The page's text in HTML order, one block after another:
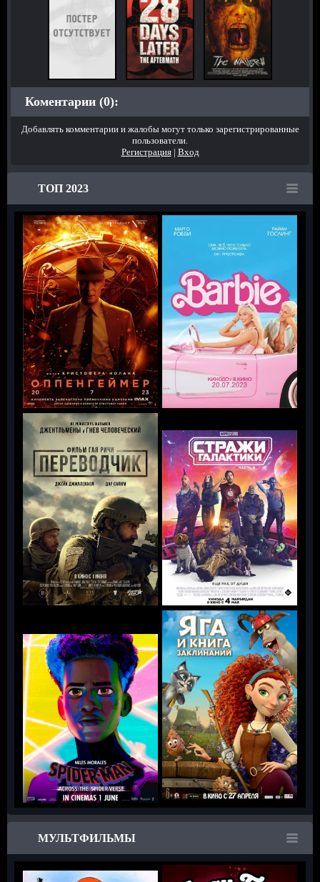
Коментарии (0):
Добавлять комментарии и жалобы могут только зарегистрированные
пользователи.
Регистрация| Вход
ТОП 2023
МУЛЬТФИЛЬМЫ